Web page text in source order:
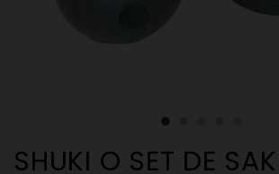
SHUKI O SET DE